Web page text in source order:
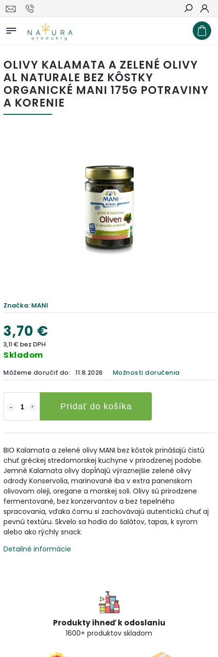
Hľadať
OLIVY KALAMATA A ZELENÉ OLIVY
AL NATURALE BEZ KÔSTKY
ORGANICKÉ MANI 175G POTRAVINY
A KORENIE
Značka: MANI
3,70 €
3,11 € bez DPH
Skladom
Môžeme doručiť do: 11.8.2026 Možnosti doručenia
Pridať do košíka
BIO Kalamata a zelené olivy MANI bez kôstok prinášajú čistú
chuť gréckej stredomorskej kuchyne v prirodzenej podobe.
Jemné Kalamata olivy dopĺňajú výraznejšie zelené olivy
odrody Konservolia, marinované iba v extra panenskom
olivovom oleji, oregane a morskej soli. Olivy sú prirodzene
fermentované, bez konzervantov a bez tepelného
spracovania, vďaka čomu si zachovávajú autentickú chuť aj
pevnú textúru. Skvelo sa hodia do šalátov, tapas, k syrom
alebo ako rýchly snack.
Detailné informácie
Produkty ihneď k odoslaniu
1600+ produktov skladom